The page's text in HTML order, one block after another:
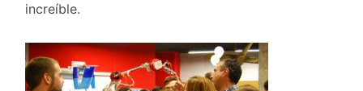
increíble.